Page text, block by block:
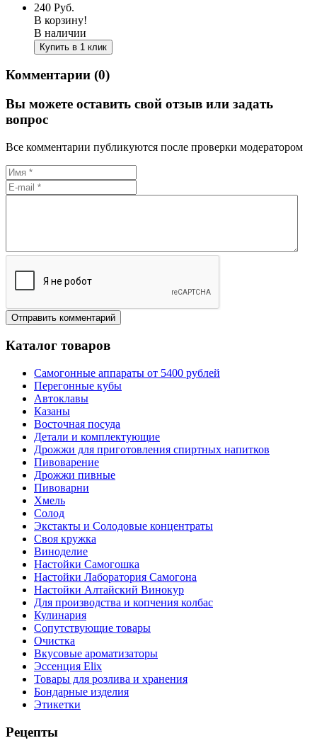
240 Руб.
В корзину!
В наличии
Купить в 1 клик
Комментарии (0)
Вы можете оставить свой отзыв или задать
вопрос
Все комментарии публикуются после проверки модератором
Каталог товаров
Самогонные аппараты от 5400 рублей
Перегонные кубы
Автоклавы
Казаны
Восточная посуда
Детали и комплектующие
Дрожжи для приготовления спиртных напитков
Пивоварение
Дрожжи пивные
Пивоварни
Хмель
Солод
Экстакты и Солодовые концентраты
Своя кружка
Виноделие
Настойки Самогошка
Настойки Лаборатория Самогона
Настойки Алтайский Винокур
Для производства и копчения колбас
Кулинария
Сопутствующие товары
Очистка
Вкусовые ароматизаторы
Эссенция Elix
Товары для розлива и хранения
Бондарные изделия
Этикетки
Рецепты